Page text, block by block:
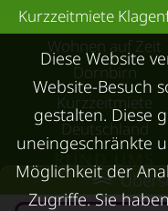
Kurzzeitmiete
Wohnen auf Zeit
Dornbirn
Kurzzeitmiete
Deutschland
RUND UMS
VERMIETEN
Diese Website
Website-Besuch
gestalten. Diese
uneingeschränkte
Möglichkeit der
Zugriffe. Sie